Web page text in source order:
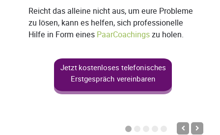
Reicht das alleine nicht aus, um eure Probleme
zu lösen, kann es helfen, sich professionelle
Hilfe in Form eines PaarCoachingszu holen.
Jetzt kostenloses telefonisches
Erstgespräch vereinbaren